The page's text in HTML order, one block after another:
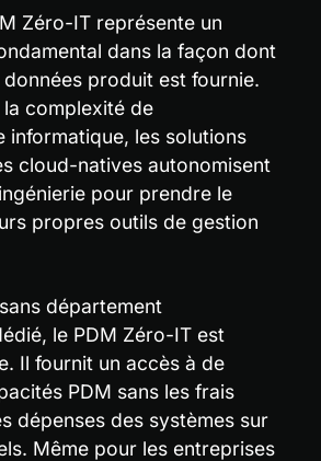
Zéro-IT représente un
dans la façon dont
produit est fournie.
complexité de
informatique, les solutions
cloud-natives autonomisent
pour prendre le
propres outils de gestion
département
le PDM Zéro-IT est
Il fournit un accès à de
PDM sans les frais
dépenses des systèmes sur
Même pour les entreprises